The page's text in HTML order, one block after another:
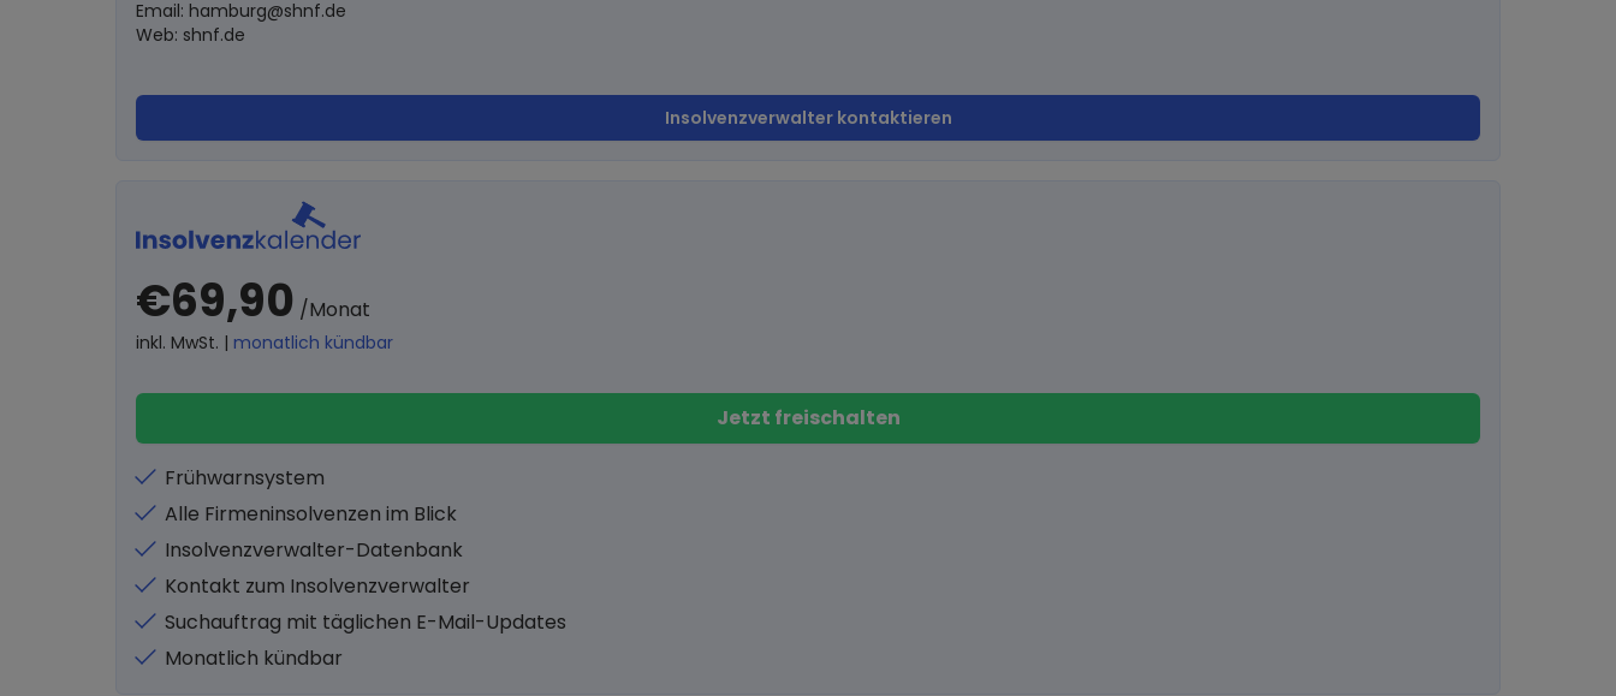
Email: hamburg@shnf.de
Web: shnf.de
Insolvenzverwalter kontaktieren
€69,90 /Monat
inkl. MwSt. | monatlich kündbar
Jetzt freischalten
Frühwarnsystem
Alle Firmeninsolvenzen im Blick
Insolvenzverwalter-Datenbank
Kontakt zum Insolvenzverwalter
Suchauftrag mit täglichen E-Mail-Updates
Monatlich kündbar